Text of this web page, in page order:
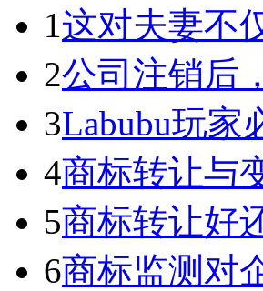
1这对夫妻不
2公司注销后
3Labubu玩家
4商标转让与
5商标转让好
6商标监测对